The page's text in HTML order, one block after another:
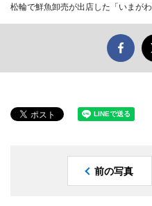
松輪で鮮魚卸売が出店した「いまが
前の写真